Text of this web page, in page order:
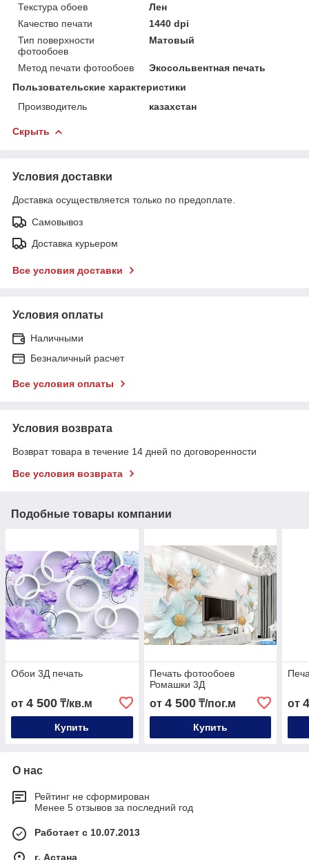
Текстура обоев
Лен
Качество печати
1440 dpi
Тип поверхности
фотообоев
Матовый
Метод печати фотообоев
Экосольвентная печать
Пользовательские характеристики
Производитель
казахстан
Скрыть
Условия доставки
Доставка осуществляется только по предоплате.
Самовывоз
Доставка курьером
Все условия доставки
Условия оплаты
Наличными
Безналичный расчет
Все условия оплаты
Условия возврата
Возврат товара в течение 14 дней по договоренности
Все условия возврата
Подобные товары компании
Обои 3Д печать
от 4 500 ₸/кв.м
Купить
Печать фотообоев
Ромашки 3Д
от 4 500₸/пог.м
Купить
от
О нас
Рейтинг не сформирован
Менее 5 отзывов за последний год
Работает с 10.07.2013
г. Астана